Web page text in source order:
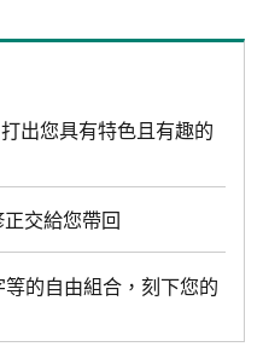
出您具有特色且有趣的
交給您帶回
的自由組合，刻下您的